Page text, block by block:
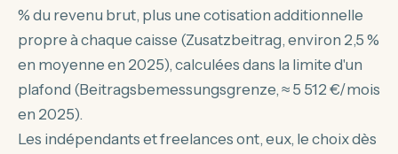
% du revenu brut, plus une cotisation additionnelle
propre à chaque caisse (Zusatzbeitrag, environ 2,5 %
en moyenne en 2025), calculées dans la limite d'un
plafond (Beitragsbemessungsgrenze, ≈ 5 512 €/mois
en 2025).
Les indépendants et freelances ont, eux, le choix dès